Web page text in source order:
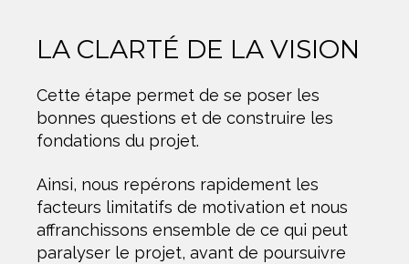
LA CLARTÉ DE LA VISION
Cette étape permet de se poser les
bonnes questions et de construire les
fondations du projet.
Ainsi, nous repérons rapidement les
facteurs limitatifs de motivation et nous
affranchissons ensemble de ce qui peut
paralyser le projet, avant de poursuivre